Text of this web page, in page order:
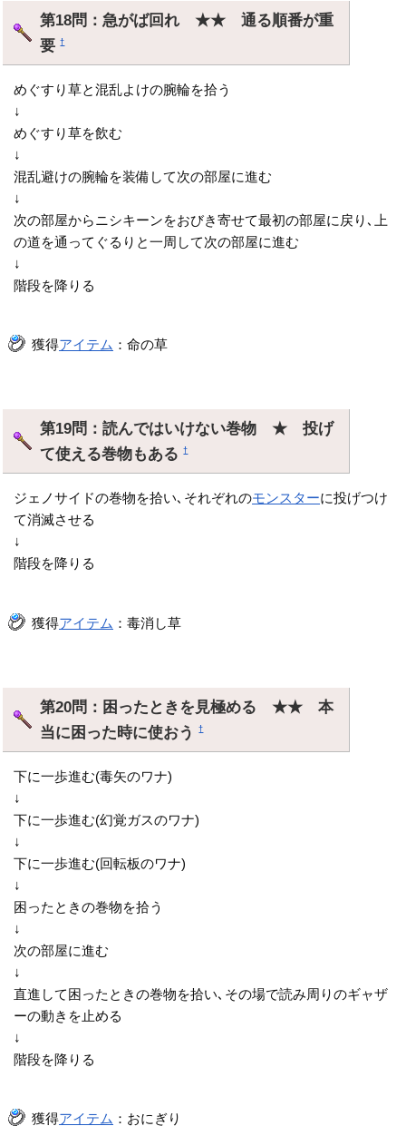
第18問：急がば回れ ★★ 通る順番が重
要†
めぐすり草と混乱よけの腕輪を拾う
↓
めぐすり草を飲む
↓
混乱避けの腕輪を装備して次の部屋に進む
↓
次の部屋からニシキーンをおびき寄せて最初の部屋に戻り､上
の道を通ってぐるりと一周して次の部屋に進む
↓
階段を降りる
獲得アイテム ：命の草
第19問：読んではいけない巻物 ★ 投げ
て使える巻物もある†
ジェノサイドの巻物を拾い､それぞれのモンスターに投げつけ
て消滅させる
↓
階段を降りる
獲得アイテム ：毒消し草
第20問：困ったときを見極める ★★ 本
当に困った時に使おう†
下に一歩進む(毒矢のワナ)
↓
下に一歩進む(幻覚ガスのワナ)
↓
下に一歩進む(回転板のワナ)
↓
困ったときの巻物を拾う
↓
次の部屋に進む
↓
直進して困ったときの巻物を拾い､その場で読み周りのギャザ
ーの動きを止める
↓
階段を降りる
獲得アイテム ：おにぎり